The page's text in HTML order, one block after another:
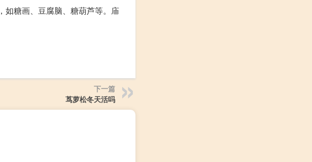
如糖画、豆腐脑、糖葫芦等。庙
下一篇
茑萝松冬天活吗